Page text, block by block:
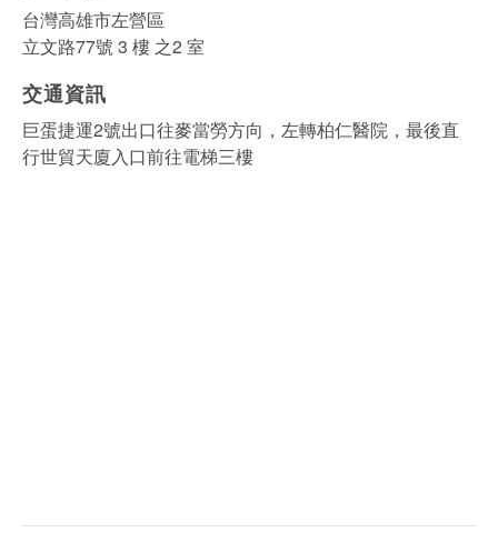
台灣高雄市左營區
立文路77號 3 樓 之2 室
交通資訊
巨蛋捷運2號出口往麥當勞方向，左轉柏仁醫院，最後直
行世貿天廈入口前往電梯三樓